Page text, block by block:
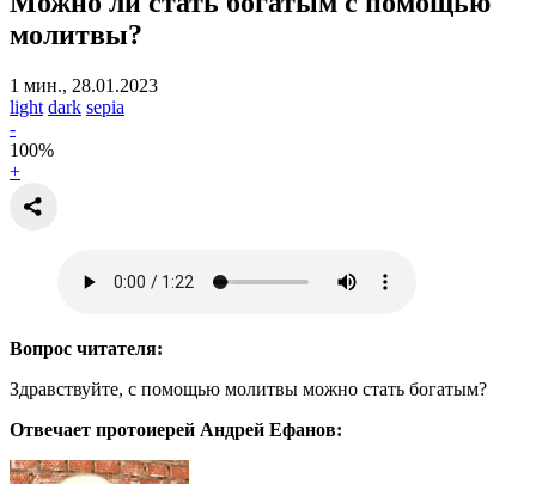
молитвы?
1 мин., 28.01.2023
light dark sepia
-
100%
+
Вопрос читателя:
Здравствуйте, с помощью молитвы можно стать богатым?
Отвечает протоиерей Андрей Ефанов: